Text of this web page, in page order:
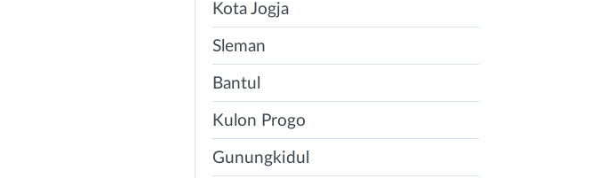
Kota Jogja
Sleman
Bantul
Kulon Progo
Gunungkidul